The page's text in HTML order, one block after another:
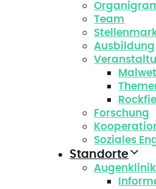
Team
Ausbildung
Forschung
Soziales
Standorte